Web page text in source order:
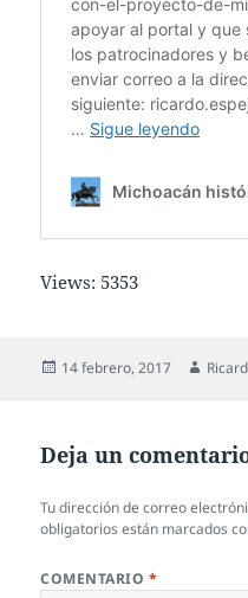
Views: 5353
Publicado
14 febrero, 2017 Autor
Deja un
Tu dirección de correo
obligatorios están marcados
COMENTARIO *